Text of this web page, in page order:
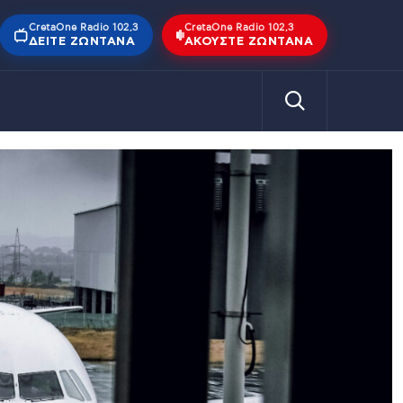
CretaOne Radio 102,3
ΔΕΊΤΕ ΖΩΝΤΑΝΆ
CretaOne Radio 102,3
ΑΚΟΎΣΤΕ ΖΩΝΤΑΝΆ